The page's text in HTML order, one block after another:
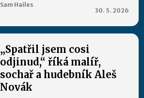
Sam Hailes
30. 5. 2026
„Spatřil jsem cosi
odjinud,“ říká malíř,
sochař a hudebník Aleš
Novák